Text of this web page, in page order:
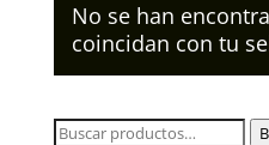
No se han
coincidan con tu
Buscar